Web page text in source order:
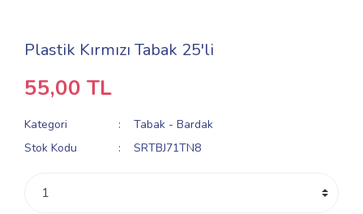
Plastik Kırmızı Tabak 25'li
55,00 TL
Kategori
Tabak - Bardak
Stok Kodu
SRTBJ71TN8